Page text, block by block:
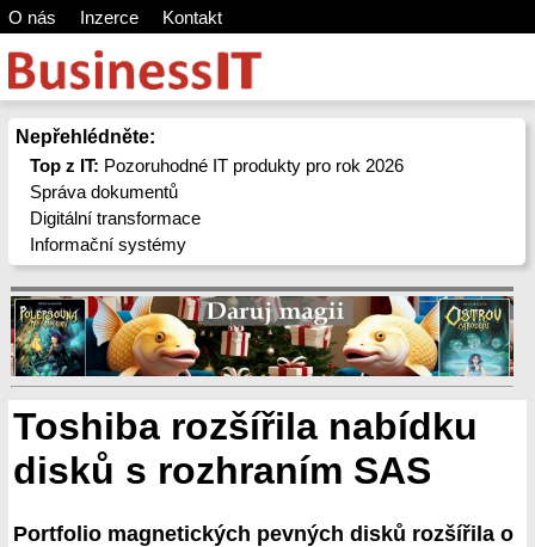
O nás Inzerce Kontakt
Nepřehlédněte:
Top z IT: Pozoruhodné IT produkty pro rok 2026
Správa dokumentů
Digitální transformace
Informační systémy
Toshiba rozšířila nabídku
disků s rozhraním SAS
Portfolio magnetických pevných disků rozšířila o